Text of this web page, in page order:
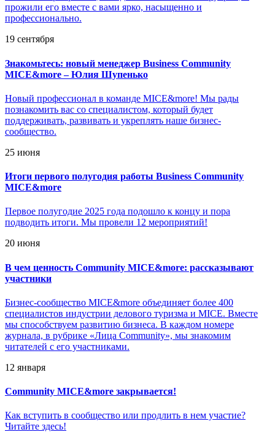
прожили его вместе с вами ярко, насыщенно и
профессионально.
19 сентября
Знакомьтесь: новый менеджер Business Community
MICE&more – Юлия Шупенько
Новый профессионал в команде MICE&more! Мы рады
познакомить вас со специалистом, который будет
поддерживать, развивать и укреплять наше бизнес-
сообщество.
25 июня
Итоги первого полугодия работы Business Community
MICE&more
Первое полугодие 2025 года подошло к концу и пора
подводить итоги. Мы провели 12 мероприятий!
20 июня
В чем ценность Community MICE&more: рассказывают
участники
Бизнес-сообщество MICE&more объединяет более 400
специалистов индустрии делового туризма и MICE. Вместе
мы способствуем развитию бизнеса. В каждом номере
журнала, в рубрике «Лица Community», мы знакомим
читателей с его участниками.
12 января
Community MICE&more закрывается!
Как вступить в сообщество или продлить в нем участие?
Читайте здесь!